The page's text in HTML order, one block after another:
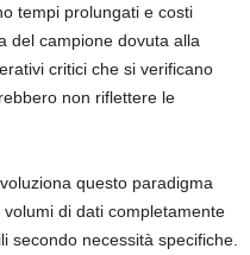
tempi prolungati e costi
del campione dovuta alla
critici che si verificano
non riflettere le
questo paradigma
di dati completamente
secondo necessità specifiche.